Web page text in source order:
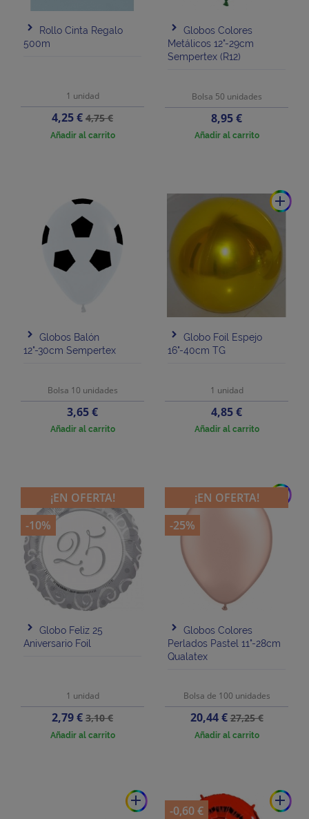
Rollo Cinta Regalo
500m
1 unidad
Precio
4,25 €Precio
base
4,75 €
Añadir al carrito
Globos Colores
Metálicos 12"-29cm
Sempertex (R12)
Bolsa 50 unidades
Precio
8,95 €
Añadir al carrito
Globos Balón
12"-30cm Sempertex
Bolsa 10 unidades
Precio
3,65 €
Añadir al carrito
add
Globo Foil Espejo
16"-40cm TG
1 unidad
Precio
4,85 €
Añadir al carrito
Globo Feliz 25
Aniversario Foil
1 unidad
Precio
2,79 €Precio
base
3,10 €
Añadir al carrito
¡EN OFERTA!
-10%
add
Globos Colores
Perlados Pastel 11"-28cm
Qualatex
Bolsa de 100 unidades
Precio
20,44 €Precio
base
27,25 €
Añadir al carrito
¡EN OFERTA!
-25%
add add
-0,60 €